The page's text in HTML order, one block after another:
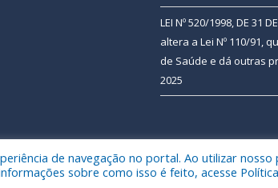
LEI Nº 520/1998, DE 31
altera a Lei Nº 110/91,
de Saúde e dá outras
2025
Prefeitura Municipal de Almeirim.
de navegação no portal. Ao utilizar
sobre como isso é feito, acesse